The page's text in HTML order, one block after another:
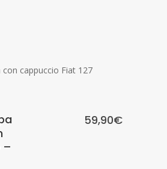
SCEGLI
–
59,90€